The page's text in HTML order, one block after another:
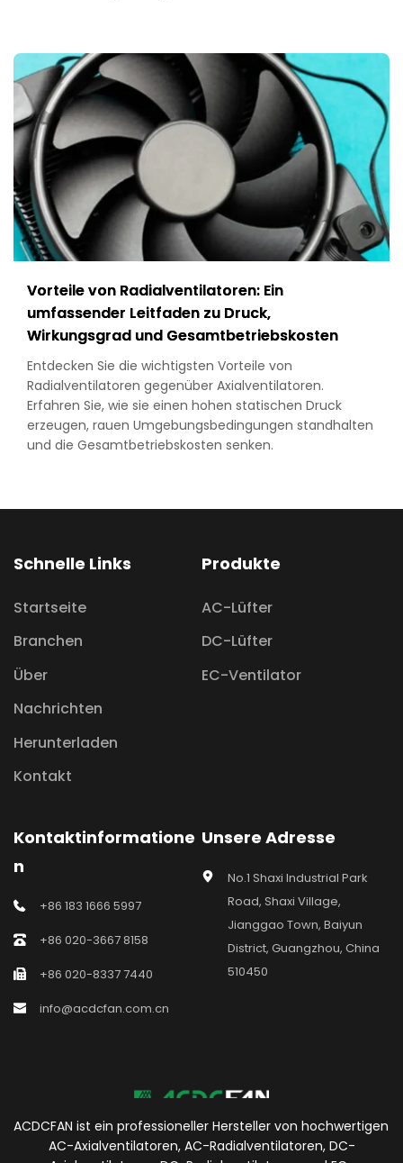
Vorteile von Radialventilatoren: Ein
umfassender Leitfaden zu Druck,
Wirkungsgrad und Gesamtbetriebskosten
Entdecken Sie die wichtigsten Vorteile von
Radialventilatoren gegenüber Axialventilatoren.
Erfahren Sie, wie sie einen hohen statischen Druck
erzeugen, rauen Umgebungsbedingungen standhalten
und die Gesamtbetriebskosten senken.
Schnelle Links
Startseite
Branchen
Über
Nachrichten
Herunterladen
Kontakt
Produkte
AC-Lüfter
DC-Lüfter
EC-Ventilator
Kontaktinformatione
n
+86 183 1666 5997
+86 020-3667 8158
+86 020-8337 7440
info@acdcfan.com.cn
Unsere Adresse
No.1 Shaxi Industrial Park
Road, Shaxi Village,
Jianggao Town, Baiyun
District, Guangzhou, China
510450
ACDCFAN ist ein professioneller Hersteller von hochwertigen
AC-Axialventilatoren, AC-Radialventilatoren, DC-